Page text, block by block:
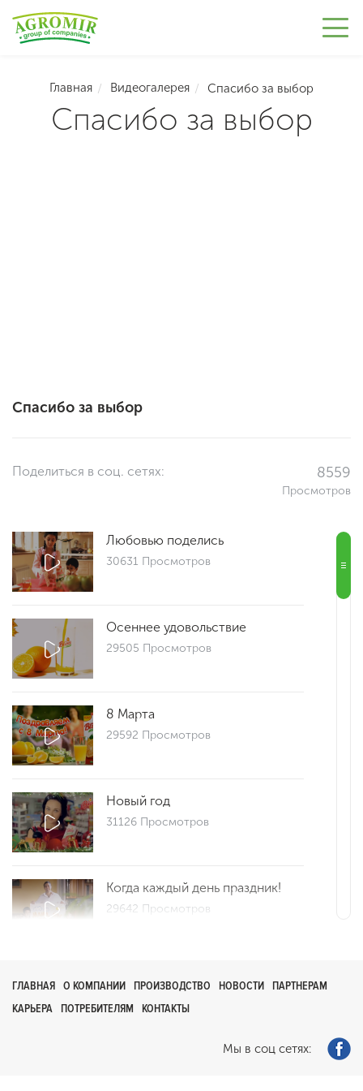
Главная Видеогалерея Спасибо за выбор
Спасибо за выбор
Спасибо за выбор
8559
Просмотров
Поделиться в соц. сетях:
Любовью поделись
30631 Просмотров
Осеннее удовольствие
29505 Просмотров
8 Марта
29592 Просмотров
Новый год
31126 Просмотров
Когда каждый день праздник!
29642 Просмотров
29691 Просмотров
ГЛАВНАЯ О КОМПАНИИ ПРОИЗВОДСТВО НОВОСТИ
ПАРТНЕРАМ
КАРЬЕРА
ПОТРЕБИТЕЛЯМ КОНТАКТЫ
Мы в соц сетях: